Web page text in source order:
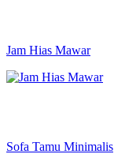
Jam Hias Mawar
Sofa Tamu Minimalis